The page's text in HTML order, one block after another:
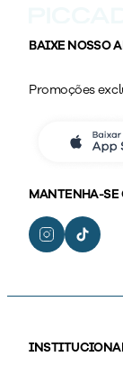
BAIXE NOSSO
Promoções
MANTENHA-